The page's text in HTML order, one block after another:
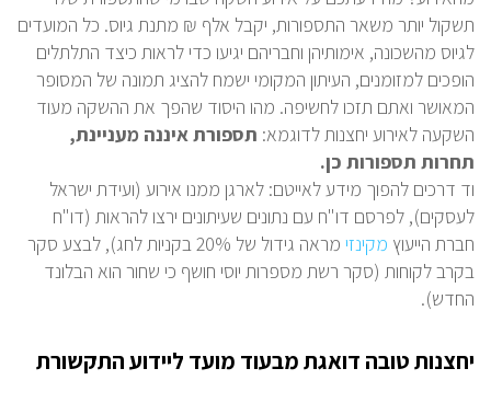
תשקול יותר משאר התספורות, יקבל אלף ₪ מתנת גיוס. כל המועדים
לגיוס מהשכונה, אימותיהן וחבריהם יגיעו כדי לראות כיצד התלתלים
הופכים למזומנים, העיתון המקומי ישמח להציג תמונה של המסופר
המאושר ואתם תזכו לחשיפה. מהו היסוד שהפך את ההשקה מעוד
השקעה לאירוע יחצנות לדוגמא: תספורת איננה מעניינת,
תחרות תספורות כן.
וד דרכים להפוך מידע לאייטם: לארגן ממנו אירוע (ועידת ישראל
לעסקים), לפרסם דו"ח עם נתונים שעיתונים ירצו להראות (דו"ח
חברת הייעוץ מקינזי
מראה גידול של 20% בקניות לחג), לבצע סקר
בקרב לקוחות (סקר רשת מספרות יוסי חושף כי שחור הוא הבלונד
החדש).
יחצנות טובה דואגת מבעוד מועד ליידוע התקשורת